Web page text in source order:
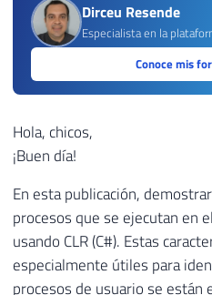
Dirceu Resende
Especialista en la
Conoce mis
Hola, chicos,
¡Buen día!
En esta publicación,
procesos que se ejecutan en
usando CLR (C#). Estas
especialmente útiles para
procesos de usuario se están